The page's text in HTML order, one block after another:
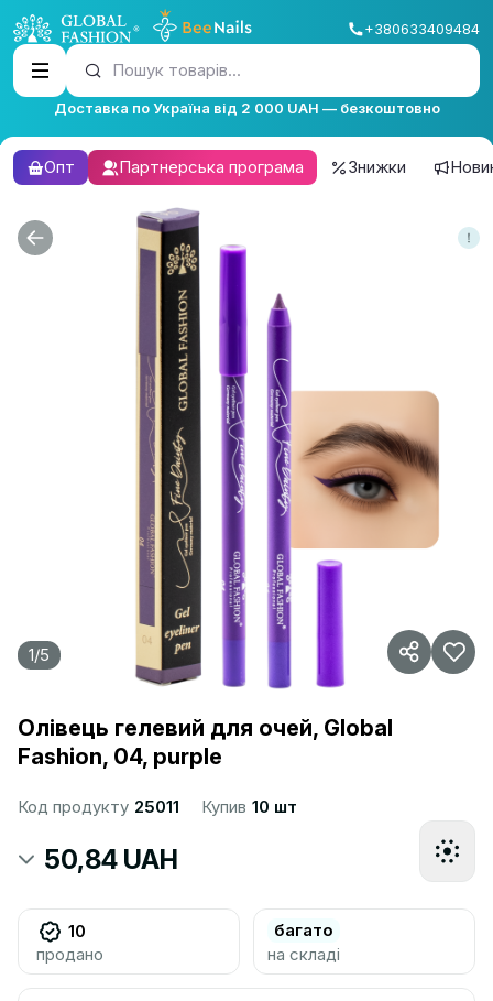
+380633409484
Пошук товарів...
Доставка по Україна від 2 000 UAH — безкоштовно
Опт Партнерська програма Знижки
1/5
Олівець гелевий для очей, Global
Fashion, 04, purple
Код продукту 25011 Купив 10 шт
50,84 UAH
10
продано
багато
на складі